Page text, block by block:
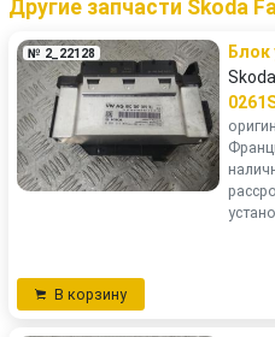
Другие запчасти Skoda
№ 2_22128
Блок
В корзину